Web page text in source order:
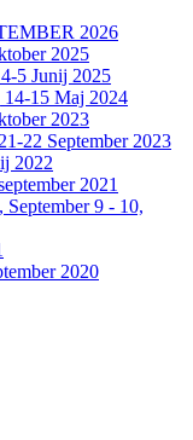
2026
2025
5 Junij 2025
15 Maj 2024
2023
22 September 2023
2022
2021
9 - 10,
2020